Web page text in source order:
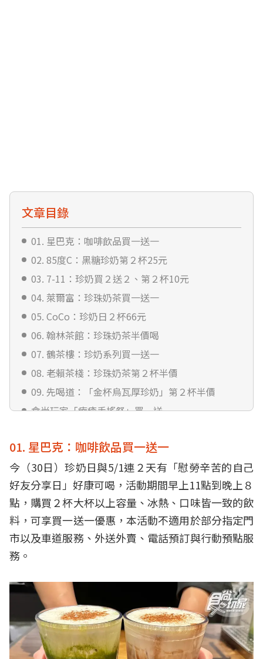
文章目錄
01. 星巴克：咖啡飲品買一送一
02. 85度C：黑糖珍奶第２杯25元
03. 7-11：珍奶買２送２、第２杯10元
04. 萊爾富：珍珠奶茶買一送一
05. CoCo：珍奶日２杯66元
06. 翰林茶館：珍珠奶茶半價喝
07. 鶴茶樓：珍奶系列買一送一
08. 老賴茶棧：珍珠奶茶第２杯半價
09. 先喝道：「金杯烏瓦厚珍奶」第２杯半價
食尚玩家「療癒手搖祭」買一送一
01. 星巴克：咖啡飲品買一送一
今（30日）珍奶日與5/1連２天有「慰勞辛苦的自己
好友分享日」好康可喝，活動期間早上11點到晚上８
點，購買２杯大杯以上容量、冰熱、口味皆一致的飲
料，可享買一送一優惠，本活動不適用於部分指定門
市以及車道服務、外送外賣、電話預訂與行動預點服
務。